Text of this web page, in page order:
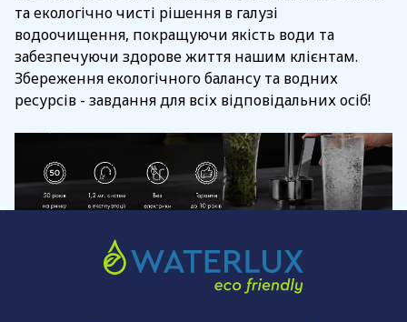
та екологічно чисті рішення в галузі
водоочищення, покращуючи якість води та
забезпечуючи здорове життя нашим клієнтам.
Збереження екологічного балансу та водних
ресурсів - завдання для всіх відповідальних осіб!